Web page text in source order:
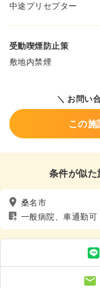
中途プリセプター
受動喫煙防止策
敷地内禁煙
＼ お問い
この
条件が似
桑名市
一般病院、車通勤可